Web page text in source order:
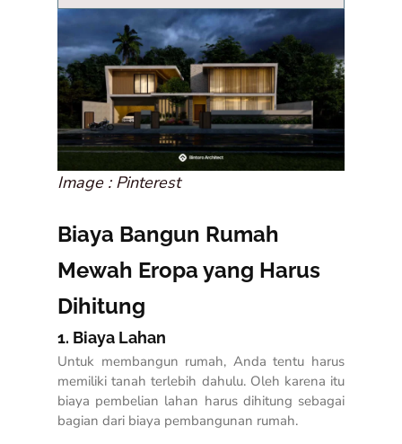
Image : Pinterest
Biaya Bangun Rumah
Mewah Eropa yang Harus
Dihitung
1. Biaya Lahan
Untuk membangun rumah, Anda tentu harus
memiliki tanah terlebih dahulu. Oleh karena itu
biaya pembelian lahan harus dihitung sebagai
bagian dari biaya pembangunan rumah.